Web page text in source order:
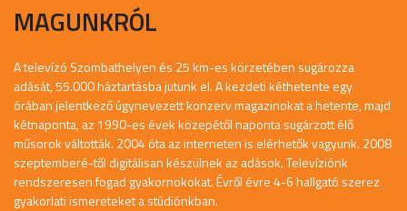
MAGUNKRÓL
A televízó Szombathelyen és 25 km-es körzetében sugározza
adását, 55.000 háztartásba jutunk el. A kezdeti kéthetente egy
órában jelentkező úgynevezett konzerv magazinokat a hetente, majd
kétnaponta, az 1990-es évek közepétől naponta sugárzott élő
műsorok váltották. 2004 óta az interneten is elérhetők vagyunk. 2008
szeptemberé-től digitálisan készülnek az adások. Televíziónk
rendszeresen fogad gyakornokokat. Évről évre 4-6 hallgató szerez
gyakorlati ismereteket a stúdiónkban.